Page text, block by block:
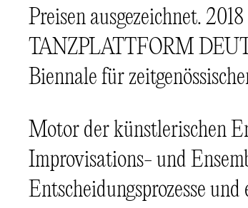
Preisen ausgezeichnet.
TANZPLATTFORM
Biennale für
Motor der künstlerischen
Improvisations- und
Entscheidungsprozesse